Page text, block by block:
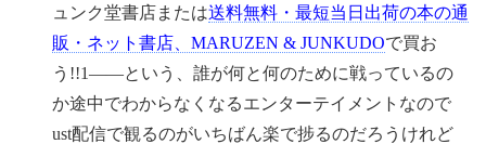
ュンク堂書店または送料無料・最短当日出荷の本の通
販・ネット書店、MARUZEN & JUNKUDOで買お
う!!1——という、誰が何と何のために戦っているの
か途中でわからなくなるエンターテイメントなので
ust配信で観るのがいちばん楽で捗るのだろうけれど